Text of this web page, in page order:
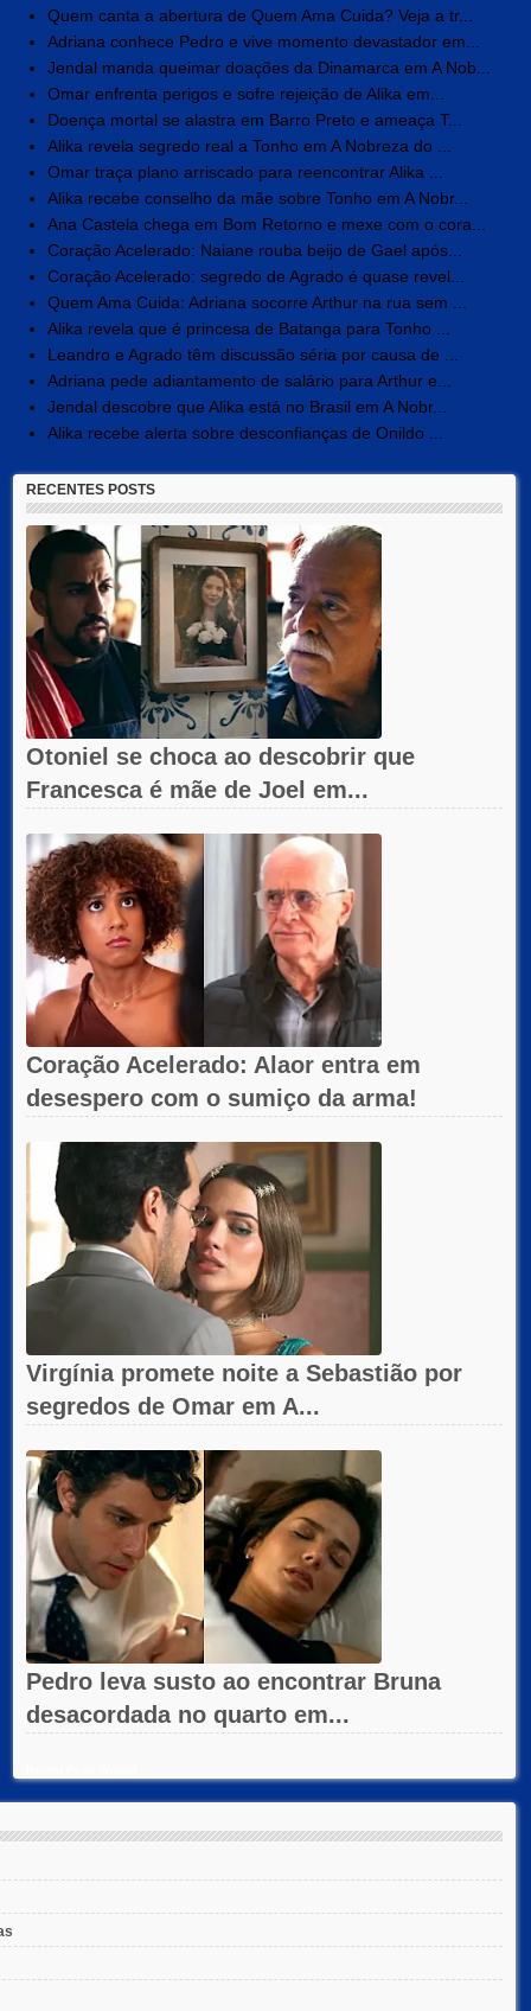
Quem canta a abertura de Quem Ama Cuida? Veja a tr...
Adriana conhece Pedro e vive momento devastador em...
Jendal manda queimar doações da Dinamarca em A Nob...
Omar enfrenta perigos e sofre rejeição de Alika em...
Doença mortal se alastra em Barro Preto e ameaça T...
Alika revela segredo real a Tonho em A Nobreza do ...
Omar traça plano arriscado para reencontrar Alika ...
Alika recebe conselho da mãe sobre Tonho em A Nobr...
Ana Castela chega em Bom Retorno e mexe com o cora...
Coração Acelerado: Naiane rouba beijo de Gael após...
Coração Acelerado: segredo de Agrado é quase revel...
Quem Ama Cuida: Adriana socorre Arthur na rua sem ...
Alika revela que é princesa de Batanga para Tonho ...
Leandro e Agrado têm discussão séria por causa de ...
Adriana pede adiantamento de salário para Arthur e...
Jendal descobre que Alika está no Brasil em A Nobr...
Alika recebe alerta sobre desconfianças de Onildo ...
RECENTES POSTS
Otoniel se choca ao descobrir que
Francesca é mãe de Joel em...
Coração Acelerado: Alaor entra em
desespero com o sumiço da arma!
Virgínia promete noite a Sebastião por
segredos de Omar em A...
Pedro leva susto ao encontrar Bruna
desacordada no quarto em...